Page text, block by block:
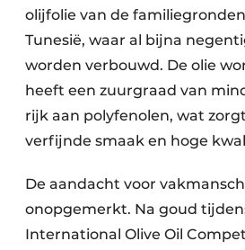
olijfolie van de
Tunesië, waar al bijna
worden verbouwd. De olie
heeft een zuurgraad van
rijk aan polyfenolen, wat
verfijnde smaak en hoge
De aandacht voor
onopgemerkt. Na goud
International Olive Oil